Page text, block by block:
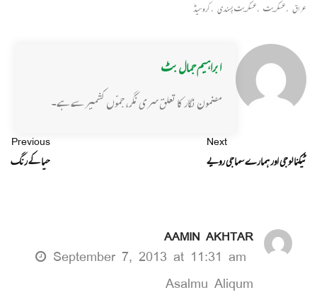
عراق ,عسکریت ,عسکریت پسندی ,کروسیڈ
ابراہیم جمال بٹ
مضمون نگار کا تعلق سری نگر، جمّوں کشمیر سے ہے۔
Previous
حیا کے رنگ
Next
ٹیکنالوجی اور ہمارے سماجی رویے
AAMIN AKHTAR
September 7, 2013 at 11:31 am
Asalmu Aliqum